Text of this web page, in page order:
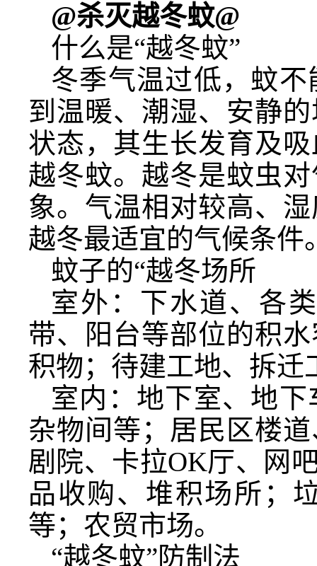
@杀灭越冬蚊@
什么是“越冬蚊”
冬季气温过低，蚊
到温暖、潮湿、安静
状态，其生长发育及
越冬蚊。越冬是蚊虫
象。气温相对较高、
越冬最适宜的气候条件
蚊子的“越冬场所
室外：下水道、各
带、阳台等部位的积
积物；待建工地、拆迁
室内：地下室、地
杂物间等；居民区楼
剧院、卡拉OK厅、网
品收购、堆积场所；
等；农贸市场。
“越冬蚊”防制法